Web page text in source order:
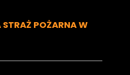
POŻARNA W